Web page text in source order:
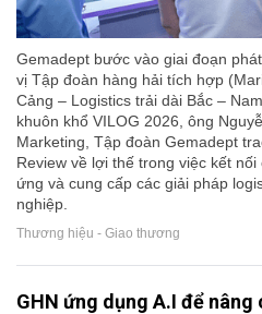
Gemadept bước vào giai đoạn
vị Tập đoàn hàng hải tích hợp
Cảng – Logistics trải dài Bắc –
khuôn khổ VILOG 2026, ông
Marketing, Tập đoàn Gemadept
Review về lợi thế trong việc kết
ứng và cung cấp các giải pháp
nghiệp.
Thương hiệu - Giao thương
GHN ứng dụng A.I để